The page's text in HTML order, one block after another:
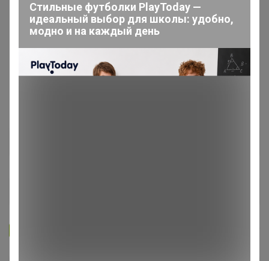
Главная
Вход
Стильные футболки PlayToday —
идеальный выбор для школы: удобно,
модно и на каждый день